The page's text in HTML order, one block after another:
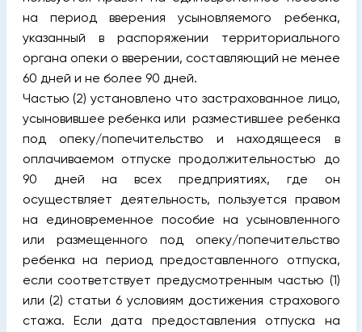
на период вверения усыновляемого ребенка,
указанный в распоряжении территориального
органа опеки о вверении, составляющий не менее
60 дней и не более 90 дней.
Частью (2) установлено что застрахованное лицо,
усыновившее ребенка или разместившее ребенка
под опеку/попечительство и находящееся в
оплачиваемом отпуске продолжительностью до
90 дней на всех предприятиях, где он
осуществляет деятельность, пользуется правом
на единовременное пособие на усыновленного
или размещенного под опеку/попечительство
ребенка на период предоставленного отпуска,
если соответствует предусмотренным частью (1)
или (2) статьи 6 условиям достижения страхового
стажа. Если дата предоставления отпуска на